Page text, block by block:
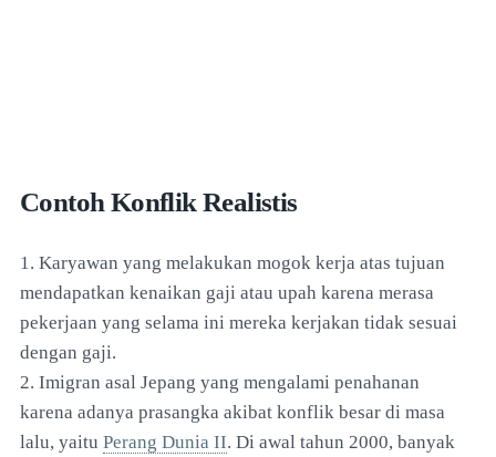
Contoh Konflik Realistis
1. Karyawan yang melakukan mogok kerja atas tujuan
mendapatkan kenaikan gaji atau upah karena merasa
pekerjaan yang selama ini mereka kerjakan tidak sesuai
dengan gaji.
2. Imigran asal Jepang yang mengalami penahanan
karena adanya prasangka akibat konflik besar di masa
lalu, yaitu Perang Dunia II. Di awal tahun 2000, banyak